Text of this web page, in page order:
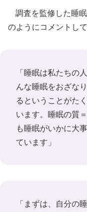
調査を監修した睡
のようにコメントして
「睡眠は私たちの
んな睡眠をおざな
るということがた
います。睡眠の質
も睡眠がいかに大
ています」
「まずは、自分の